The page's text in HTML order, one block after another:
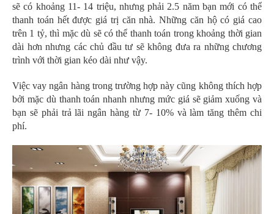
sẽ có khoảng 11- 14 triệu, nhưng phải 2.5 năm bạn mới có thể
thanh toán hết được giá trị căn nhà. Những căn hộ có giá cao
trên 1 tỷ, thì mặc dù sẽ có thể thanh toán trong khoảng thời gian
dài hơn nhưng các chủ đầu tư sẽ không đưa ra những chương
trình với thời gian kéo dài như vậy.
Việc vay ngân hàng trong trường hợp này cũng không thích hợp
bởi mặc dù thanh toán nhanh nhưng mức giá sẽ giảm xuống và
bạn sẽ phải trả lãi ngân hàng từ 7- 10% và làm tăng thêm chi
phí.